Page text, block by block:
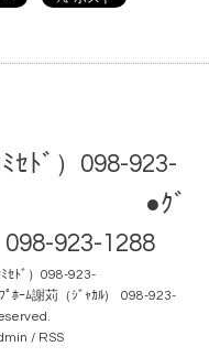
ｾﾄﾞ）098-923-
ｸﾞ
923-1288
ｾﾄﾞ）098-923-
ﾞｬｶﾙ) 098-923-
/ RSS